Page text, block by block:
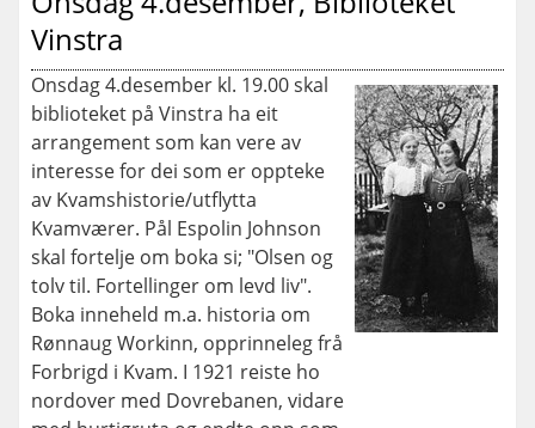
Vinstra
Onsdag 4.desember kl. 19.00 skal
biblioteket på Vinstra ha eit
arrangement som kan vere av
interesse for dei som er oppteke
av Kvamshistorie/utflytta
Kvamværer. Pål Espolin Johnson
skal fortelje om boka si; "Olsen og
tolv til. Fortellinger om levd liv".
Boka inneheld m.a. historia om
Rønnaug Workinn, opprinneleg frå
Forbrigd i Kvam. I 1921 reiste ho
nordover med Dovrebanen, vidare